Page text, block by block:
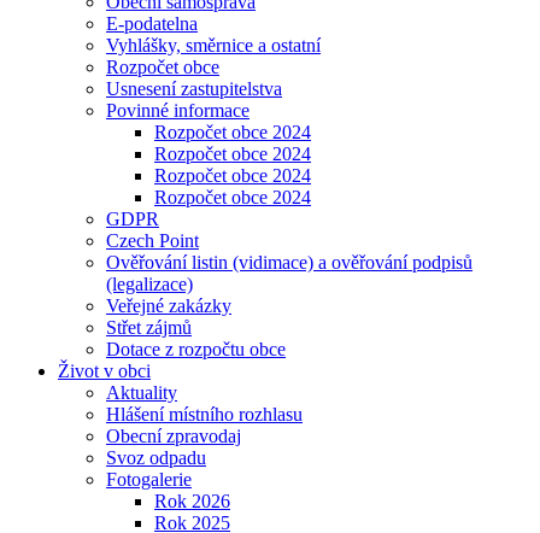
E-podatelna
Vyhlášky, směrnice a ostatní
Rozpočet obce
Usnesení zastupitelstva
Povinné informace
Rozpočet obce 2024
Rozpočet obce 2024
Rozpočet obce 2024
Rozpočet obce 2024
GDPR
Czech Point
Ověřování listin (vidimace) a ověřování podpisů
(legalizace)
Veřejné zakázky
Střet zájmů
Dotace z rozpočtu obce
Život v obci
Aktuality
Hlášení místního rozhlasu
Obecní zpravodaj
Svoz odpadu
Fotogalerie
Rok 2026
Rok 2025